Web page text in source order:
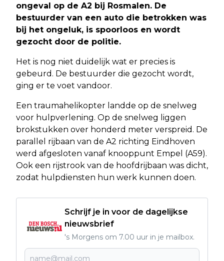
ongeval op de A2 bij Rosmalen. De
bestuurder van een auto die betrokken was
bij het ongeluk, is spoorloos en wordt
gezocht door de politie.
Het is nog niet duidelijk wat er precies is
gebeurd. De bestuurder die gezocht wordt,
ging er te voet vandoor.
Een traumahelikopter landde op de snelweg
voor hulpverlening. Op de snelweg liggen
brokstukken over honderd meter verspreid. De
parallel rijbaan van de A2 richting Eindhoven
werd afgesloten vanaf knooppunt Empel (A59).
Ook een rijstrook van de hoofdrijbaan was dicht,
zodat hulpdiensten hun werk kunnen doen.
Schrijf je in voor de dagelijkse
nieuwsbrief
's Morgens om 7.00 uur in je mailbox.